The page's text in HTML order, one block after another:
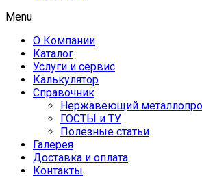
Menu
О Компании
Каталог
Услуги и сервис
Калькулятор
Справочник
Нержавеющий
ГОСТЫ и ТУ
Полезные статьи
Галерея
Доставка и оплата
Контакты